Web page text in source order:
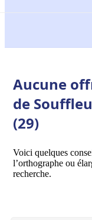
Aucune
de
(29)
Voici quelques
l’orthographe ou
recherche.